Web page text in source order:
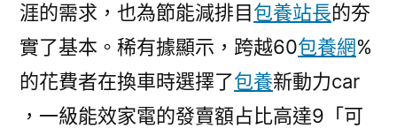
涯的需求，也為節能減排目包養站長的夯
實了基本。稀有據顯示，跨越60包養網%
的花費者在換車時選擇了包養新動力car
，一級能效家電的發賣額占比高達9「可